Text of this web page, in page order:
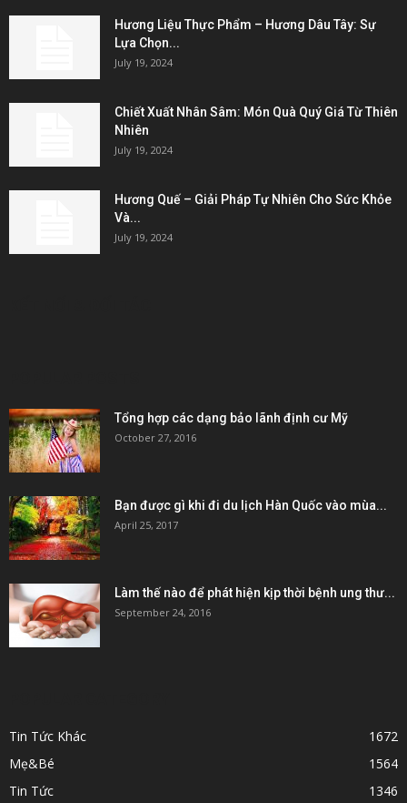
Hương Liệu Thực Phẩm – Hương Dâu Tây: Sự
Lựa Chọn...
July 19, 2024
Chiết Xuất Nhân Sâm: Món Quà Quý Giá Từ Thiên
Nhiên
July 19, 2024
Hương Quế – Giải Pháp Tự Nhiên Cho Sức Khỏe
Và...
July 19, 2024
Tổng hợp các dạng bảo lãnh định cư Mỹ
October 27, 2016
Bạn được gì khi đi du lịch Hàn Quốc vào mùa...
April 25, 2017
Làm thế nào để phát hiện kịp thời bệnh ung thư...
September 24, 2016
Tin Tức Khác
1672
Mẹ&Bé
1564
Tin Tức
1346